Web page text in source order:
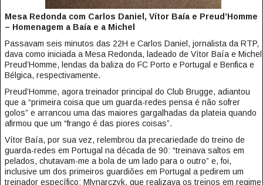
Mesa Redonda com Carlos Daniel, Vítor Baía e Preud’Homme
– Homenagem a Baía e a Michel
Passavam seis minutos das 22H e Carlos Daniel, jornalista da RTP,
dava como iniciada a Mesa Redonda, ladeado de Vítor Baía e Michel
Preud’Homme, lendas da baliza do FC Porto e Portugal e Benfica e
Bélgica, respectivamente.
Preud’Homme, agora treinador principal do Club Brugge, adiantou
que a “primeira coisa que um guarda-redes pensa é não sofrer
golos” e arrancou uma das maiores gargalhadas da plateia quando
afirmou que um “frango é das piores coisas”.
Vítor Baía, por sua vez, relembrou da precariedade do treino de
guarda-redes em Portugal na década de 90: “treinava saltos em
pelados, chutavam-me a bola de um lado para o outro” e, foi,
inclusive um dos primeiros guardiões em Portugal a pedirem um
treinador específico: Mlynarczyk, que realizava os treinos em regime